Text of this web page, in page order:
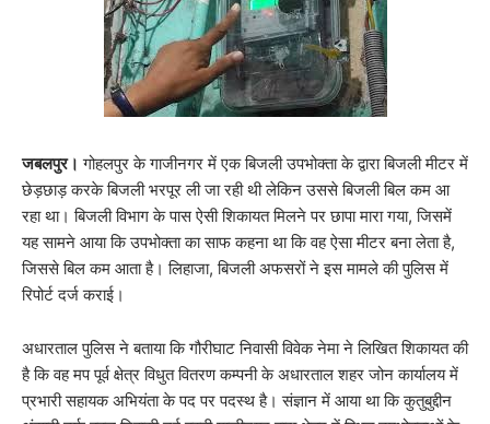
जबलपुर। गोहलपुर के गाजीनगर में एक बिजली उपभोक्ता के द्वारा बिजली मीटर में
छेड़छाड़ करके बिजली भरपूर ली जा रही थी लेकिन उससे बिजली बिल कम आ
रहा था। बिजली विभाग के पास ऐसी शिकायत मिलने पर छापा मारा गया, जिसमें
यह सामने आया कि उपभोक्ता का साफ कहना था कि वह ऐसा मीटर बना लेता है,
जिससे बिल कम आता है। लिहाजा, बिजली अफसरों ने इस मामले की पुलिस में
रिपोर्ट दर्ज कराई।
अधारताल पुलिस ने बताया कि गौरीघाट निवासी विवेक नेमा ने लिखित शिकायत की
है कि वह मप पूर्व क्षेत्र विधुत वितरण कम्पनी के अधारताल शहर जोन कार्यालय में
प्रभारी सहायक अभियंता के पद पर पदस्थ है। संज्ञान में आया था कि कुतुबुद्दीन